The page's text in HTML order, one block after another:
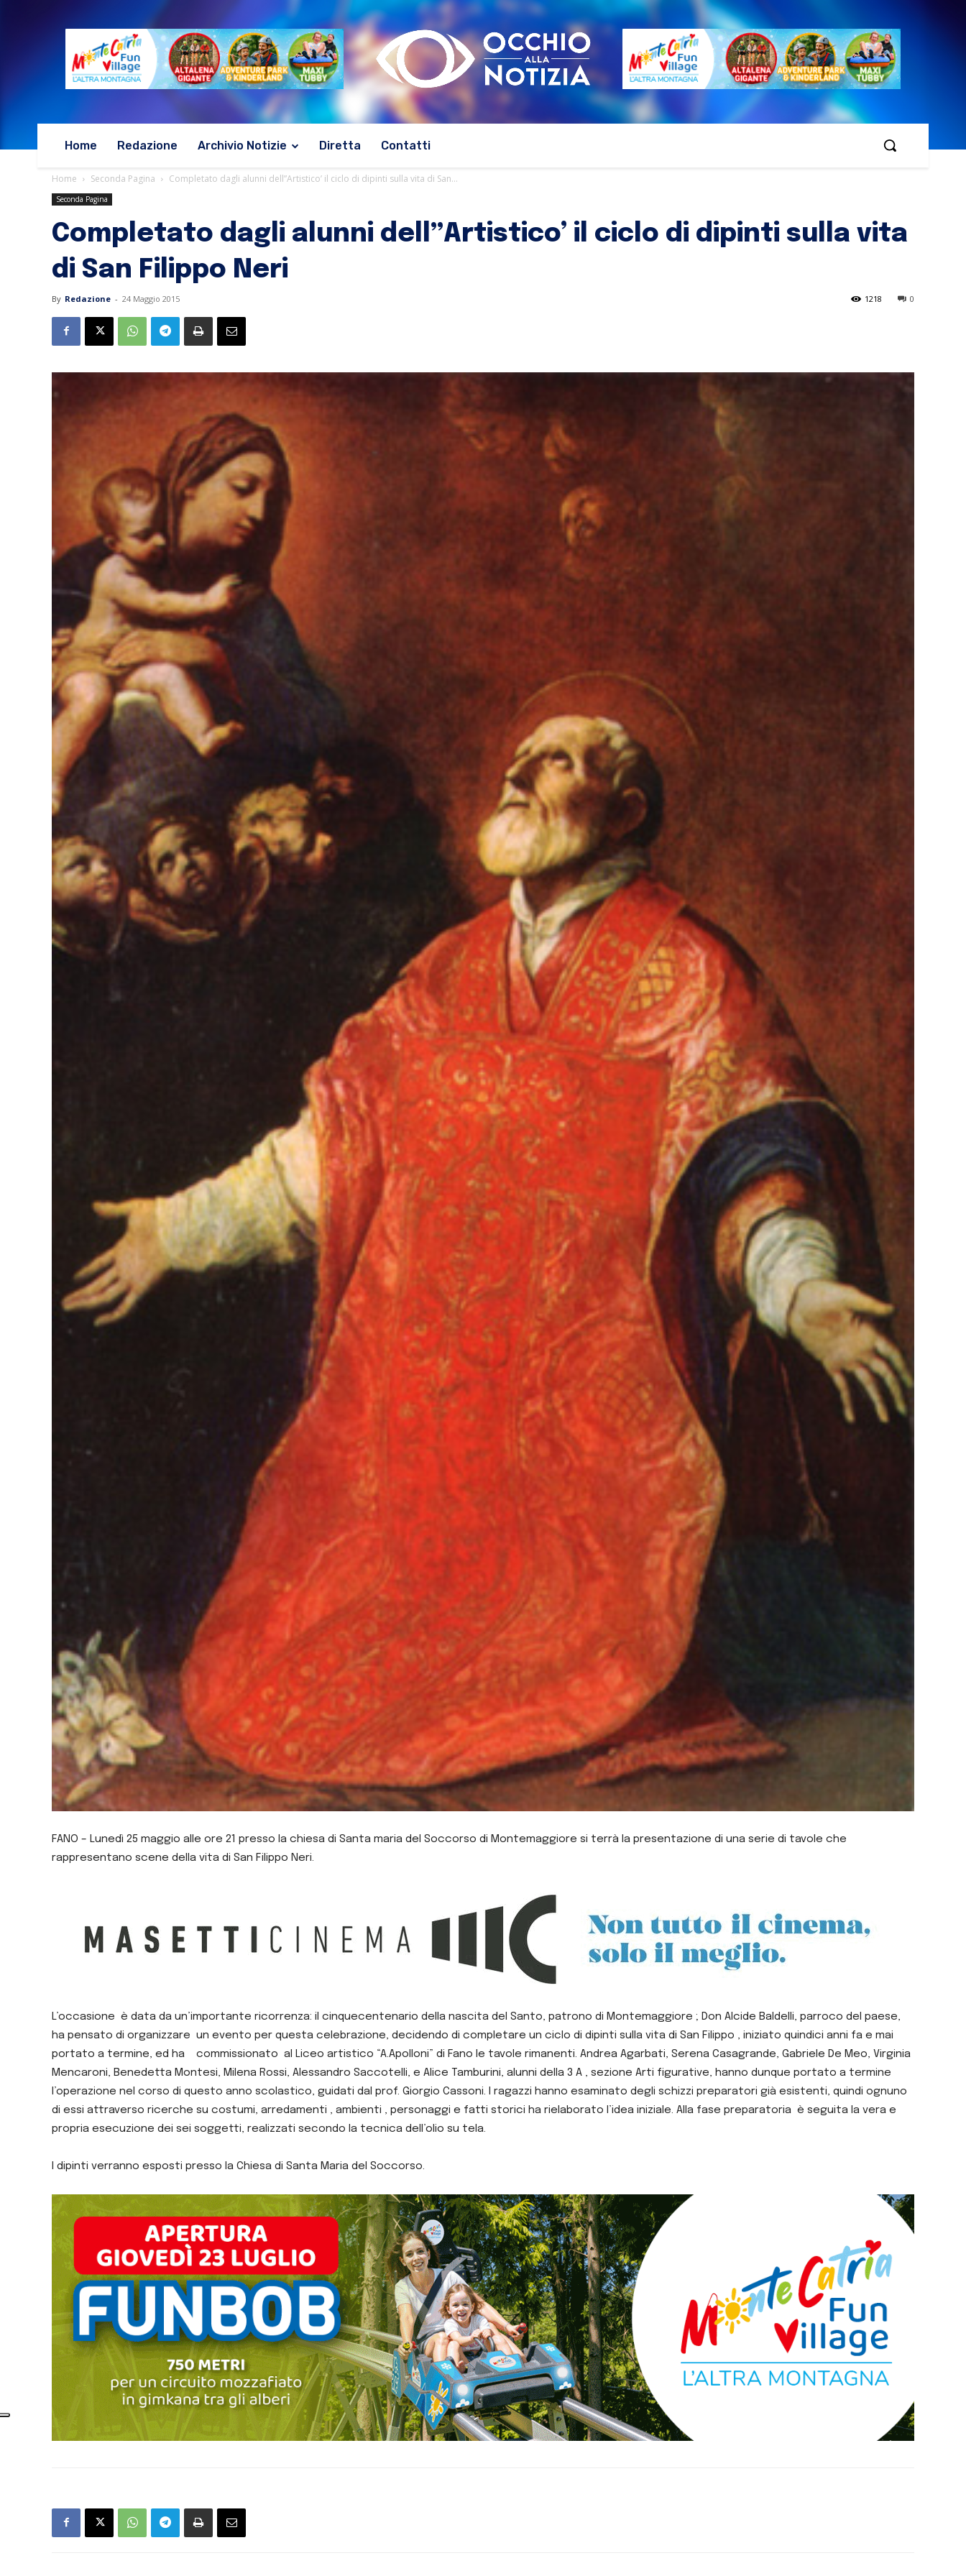
Home Redazione Archivio Notizie Diretta Contatti
Home Seconda Pagina Completato dagli alunni dell”Artistico’ il ciclo di dipinti sulla vita di San...
Seconda Pagina
Completato dagli alunni dell”Artistico’ il ciclo di dipinti sulla vita
di San Filippo Neri
By Redazione - 24 Maggio 2015 0
1218
FANO – Lunedì 25 maggio alle ore 21 presso la chiesa di Santa maria del Soccorso di Montemaggiore si terrà la presentazione di una serie di tavole che
rappresentano scene della vita di San Filippo Neri.
L’occasione è data da un’importante ricorrenza: il cinquecentenario della nascita del Santo, patrono di Montemaggiore ; Don Alcide Baldelli, parroco del paese,
ha pensato di organizzare un evento per questa celebrazione, decidendo di completare un ciclo di dipinti sulla vita di San Filippo , iniziato quindici anni fa e mai
portato a termine, ed ha commissionato al Liceo artistico “A.Apolloni” di Fano le tavole rimanenti. Andrea Agarbati, Serena Casagrande, Gabriele De Meo, Virginia
Mencaroni, Benedetta Montesi, Milena Rossi, Alessandro Saccotelli, e Alice Tamburini, alunni della 3 A , sezione Arti figurative, hanno dunque portato a termine
l’operazione nel corso di questo anno scolastico, guidati dal prof. Giorgio Cassoni. I ragazzi hanno esaminato degli schizzi preparatori già esistenti, quindi ognuno
di essi attraverso ricerche su costumi, arredamenti , ambienti , personaggi e fatti storici ha rielaborato l’idea iniziale. Alla fase preparatoria è seguita la vera e
propria esecuzione dei sei soggetti, realizzati secondo la tecnica dell’olio su tela.
I dipinti verranno esposti presso la Chiesa di Santa Maria del Soccorso.